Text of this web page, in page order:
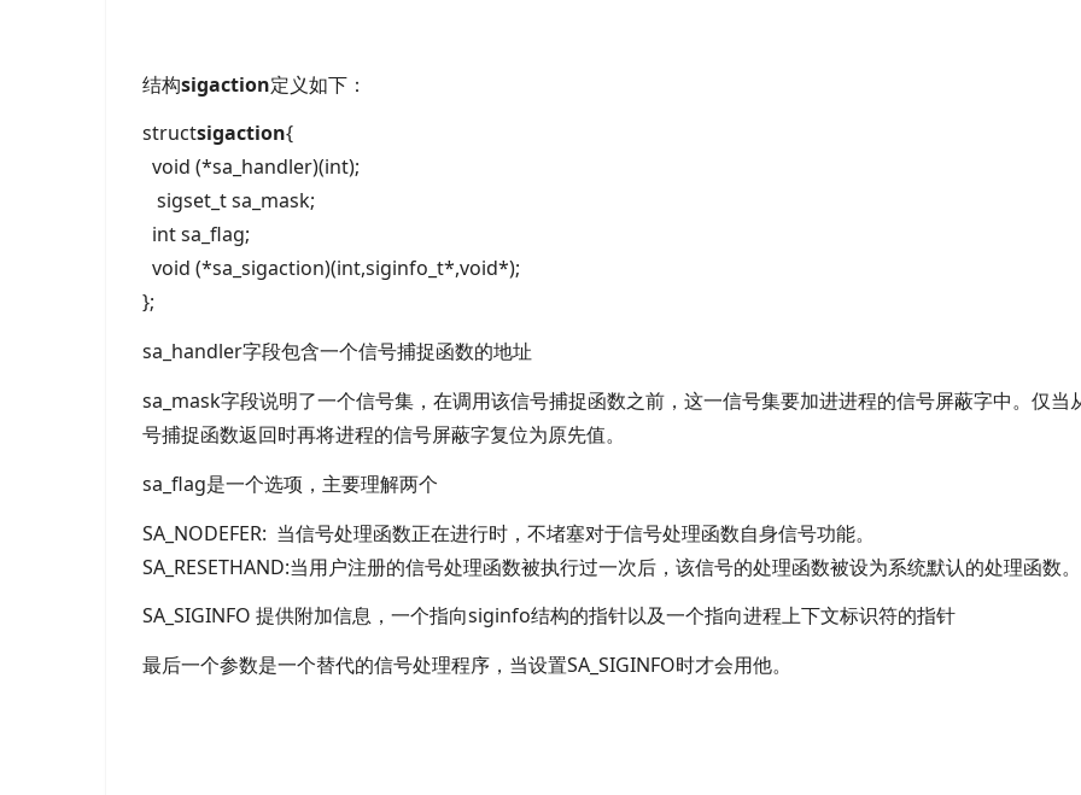
结构sigaction定义如下：
structsigaction{
void (*sa_handler)(int);
sigset_t sa_mask;
int sa_flag;
void (*sa_sigaction)(int,siginfo_t*,void*);
};
sa_handler字段包含一个信号捕捉函数的地址
sa_mask字段说明了一个信号集，在调用该信号捕捉函数之前，这一信号集要加进进程的信号屏蔽字中。仅当
号捕捉函数返回时再将进程的信号屏蔽字复位为原先值。
sa_flag是一个选项，主要理解两个
SA_NODEFER: 当信号处理函数正在进行时，不堵塞对于信号处理函数自身信号功能。
SA_RESETHAND:当用户注册的信号处理函数被执行过一次后，该信号的处理函数被设为系统默认的处理函数。
SA_SIGINFO 提供附加信息，一个指向siginfo结构的指针以及一个指向进程上下文标识符的指针
最后一个参数是一个替代的信号处理程序，当设置SA_SIGINFO时才会用他。